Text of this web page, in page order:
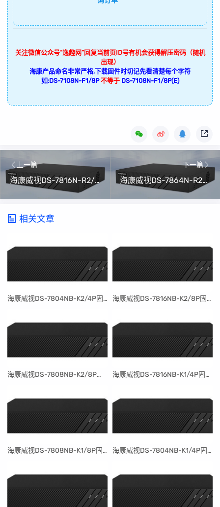
关注微信公众号“逸趣网”回复当前页ID号有机会获得解压密码（随机
出现）
海康产品命名非常严格,下载固件时切记先看清楚每个字符
如:DS-7108N-F1/8P 不等于 DS-7108N-F1/8P(E)
上一篇
海康威视DS-7816N-R2/16P(C)升级包V4.82.100 Build 240606(可解绑萤石云)
下一篇
海康威视DS-7864N-R2/16P(C)升级包V4.82.100 Build 240606(可解绑萤石云)
相关文章
​海康威视DS-7804NB-K2/4P固件升级包V4.30.097build240401 ​海康威视DS-7816NB-K2/8P固件升级包V4.30.097build240401
​海康威视DS-7808NB-K2/8P固件升级包V4.30.097build240401 ​海康威视DS-7816NB-K1/4P固件升级包V4.30.097build240401
​海康威视DS-7808NB-K1/8P固件升级包V4.30.097build240401 ​海康威视DS-7804NB-K1/4P固件升级包V4.30.097build240401